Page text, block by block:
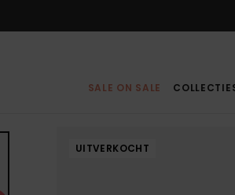
SALE ON SALE
UITVERKOCHT